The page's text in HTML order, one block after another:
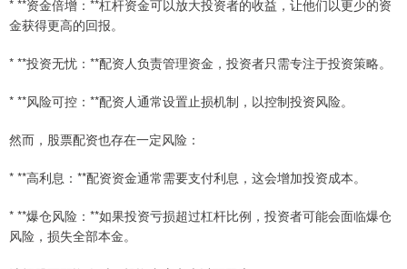
* **资金倍增：**杠杆资金可以放大投资者的收益，让他们以更少的资
金获得更高的回报。
* **投资无忧：**配资人负责管理资金，投资者只需专注于投资策略。
* **风险可控：**配资人通常设置止损机制，以控制投资风险。
然而，股票配资也存在一定风险：
* **高利息：**配资资金通常需要支付利息，这会增加投资成本。
* **爆仓风险：**如果投资亏损超过杠杆比例，投资者可能会面临爆仓
风险，损失全部本金。